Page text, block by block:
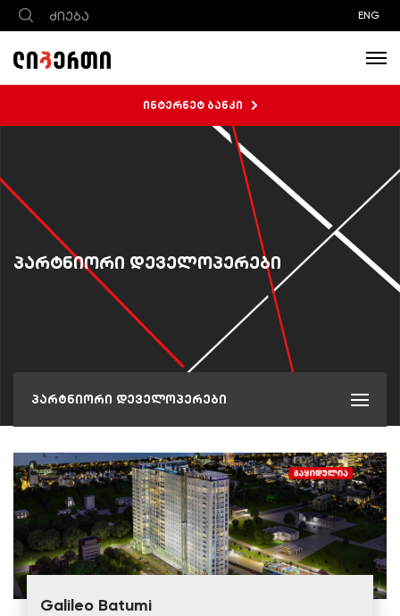
ENG
ინტერნეტ ბანკი
პარტნიორი დეველოპერები
პარტნიორი დეველოპერები
Galileo Batumi